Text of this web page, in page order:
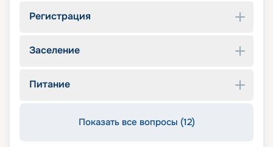
Регистрация
Заселение
Питание
Показать все вопросы (12)